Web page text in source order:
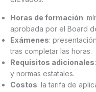
Horas de formación:
aprobada por el Board
Exámenes:
tras completar las horas.
Requisitos adicionales
y normas estatales.
Costos: la tarifa de